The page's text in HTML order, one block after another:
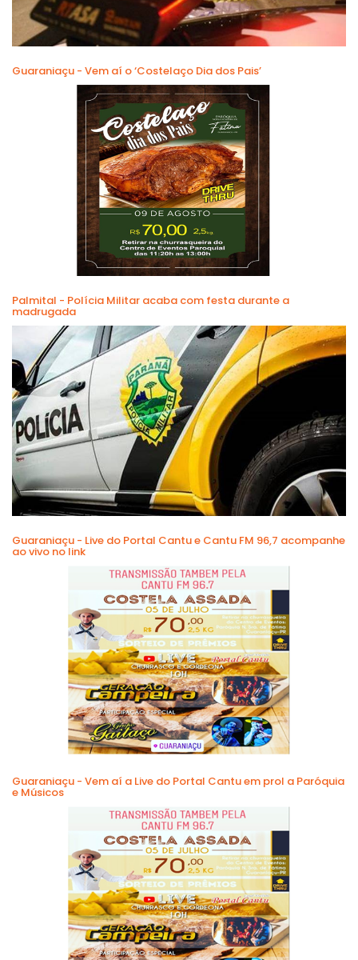
Guaraniaçu - Vem aí o ‘Costelaço Dia dos Pais’
Palmital - Polícia Militar acaba com festa durante a
madrugada
Guaraniaçu - Live do Portal Cantu e Cantu FM 96,7 acompanhe
ao vivo no link
Guaraniaçu - Vem aí a Live do Portal Cantu em prol a Paróquia
e Músicos